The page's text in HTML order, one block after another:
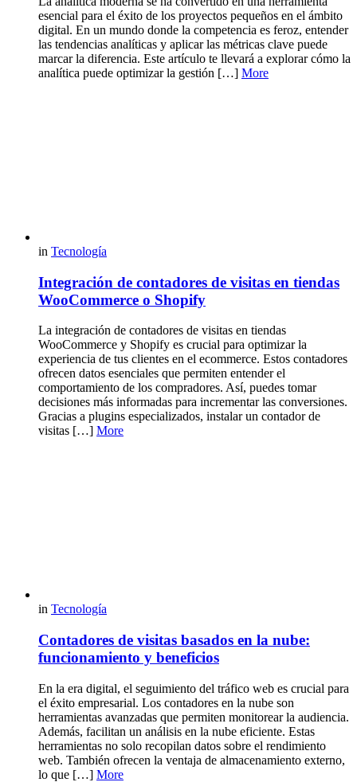
esencial para el éxito de los proyectos pequeños en el ámbito
digital. En un mundo donde la competencia es feroz, entender
las tendencias analíticas y aplicar las métricas clave puede
marcar la diferencia. Este artículo te llevará a explorar cómo la
analítica puede optimizar la gestión […] More
in Tecnología
Integración de contadores de visitas en tiendas
WooCommerce o Shopify
La integración de contadores de visitas en tiendas
WooCommerce y Shopify es crucial para optimizar la
experiencia de tus clientes en el ecommerce. Estos contadores
ofrecen datos esenciales que permiten entender el
comportamiento de los compradores. Así, puedes tomar
decisiones más informadas para incrementar las conversiones.
Gracias a plugins especializados, instalar un contador de
visitas […] More
in Tecnología
Contadores de visitas basados en la nube:
funcionamiento y beneficios
En la era digital, el seguimiento del tráfico web es crucial para
el éxito empresarial. Los contadores en la nube son
herramientas avanzadas que permiten monitorear la audiencia.
Además, facilitan un análisis en la nube eficiente. Estas
herramientas no solo recopilan datos sobre el rendimiento
web. También ofrecen la ventaja de almacenamiento externo,
lo que […] More